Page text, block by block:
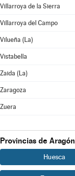
Villarroya de la Sierra
Villarroya del Campo
Vilueña (La)
Vistabella
Zaida (La)
Zaragoza
Zuera
Provincias de Aragón
Huesca